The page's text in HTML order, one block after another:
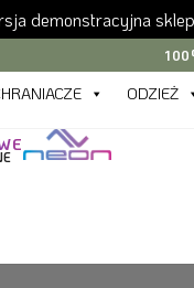
demonstracyjna
ODZIEŻ